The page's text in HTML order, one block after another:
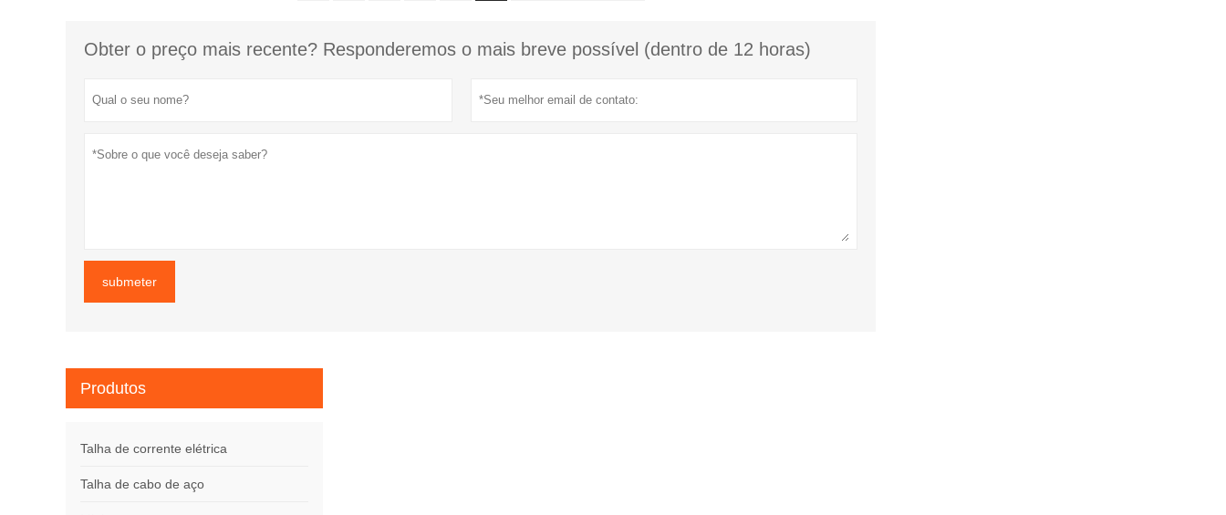
Obter o preço mais recente? Responderemos o mais breve possível (dentro de 12 horas)
submeter
Produtos
Talha de corrente elétrica
Talha de cabo de aço